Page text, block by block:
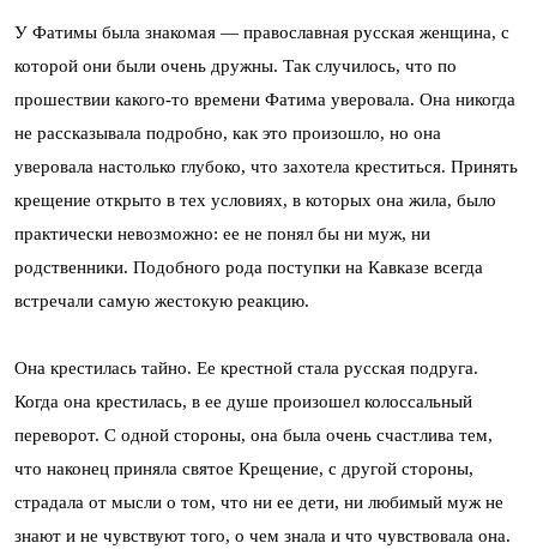
У Фатимы была знакомая — православная русская женщина, с
которой они были очень дружны. Так случилось, что по
прошествии какого-то времени Фатима уверовала. Она никогда
не рассказывала подробно, как это произошло, но она
уверовала настолько глубоко, что захотела креститься. Принять
крещение открыто в тех условиях, в которых она жила, было
практически невозможно: ее не понял бы ни муж, ни
родственники. Подобного рода поступки на Кавказе всегда
встречали самую жестокую реакцию.
Она крестилась тайно. Ее крестной стала русская подруга.
Когда она крестилась, в ее душе произошел колоссальный
переворот. С одной стороны, она была очень счастлива тем,
что наконец приняла святое Крещение, с другой стороны,
страдала от мысли о том, что ни ее дети, ни любимый муж не
знают и не чувствуют того, о чем знала и что чувствовала она.